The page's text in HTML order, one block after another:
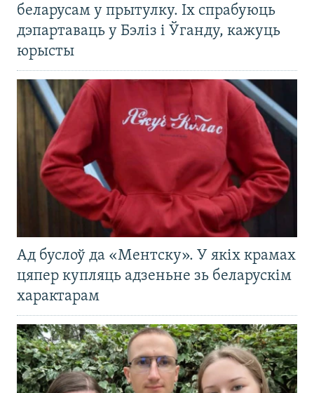
беларусам у прытулку. Іх спрабуюць
дэпартаваць у Бэліз і Ўганду, кажуць
юрысты
Ад буслоў да «Ментску». У якіх крамах
цяпер купляць адзеньне зь беларускім
характарам